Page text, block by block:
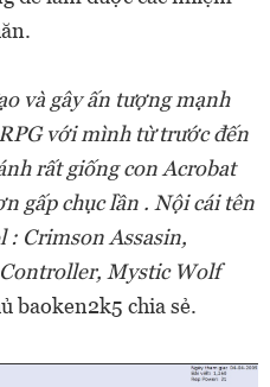
và gây ấn tượng mạnh
với mình từ trước đến
rất giống con Acrobat
gấp chục lần . Nội cái tên
: Crimson Assasin,
Mystic Wolf
baoken2k5 chia sẻ.